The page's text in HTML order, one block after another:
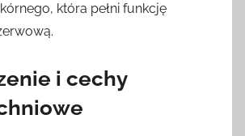
która pełni funkcję
i cechy